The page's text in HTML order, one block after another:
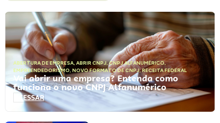
ABERTURA DE EMPRESA, ABRIR CNPJ,CNPJ ALFANUMÉRICO,
EMPREENDEDORISMO, NOVO FORMATO DE CNPJ,RECEITA FEDERAL
Vai abrir uma empresa? Entenda como
funciona o novo CNPJ Alfanumérico
ACESSAR